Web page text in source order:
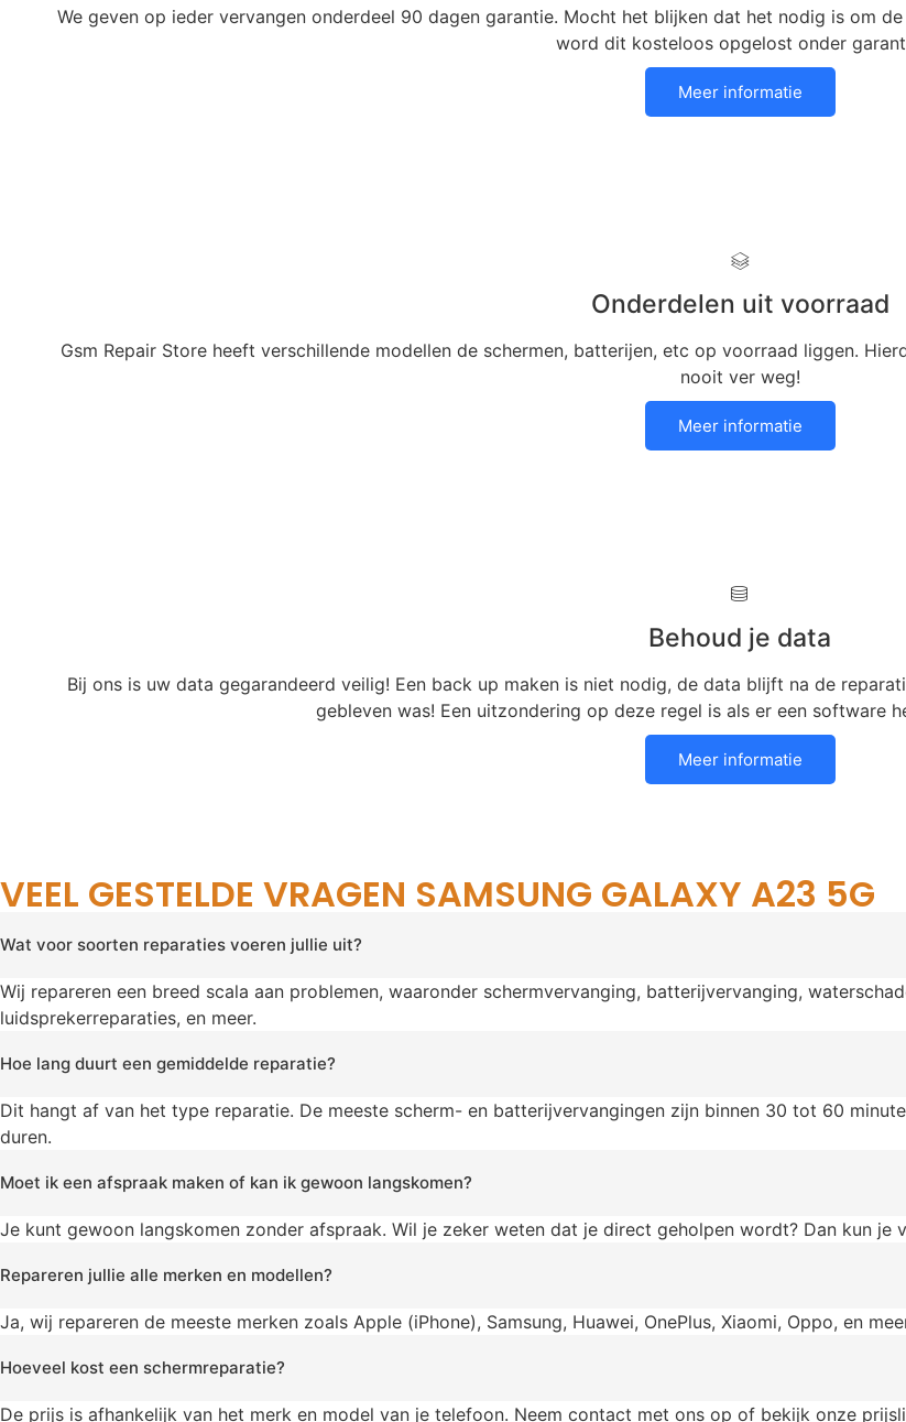
We geven op ieder vervangen onderdeel 90 dagen garantie. Mocht het blijken dat het nodig is om
word dit kosteloos opgelost onder
Meer informatie
Onderdelen uit voorraad
Gsm Repair Store heeft verschillende modellen de schermen, batterijen, etc op voorraad liggen.
nooit ver weg!
Meer informatie
Behoud je data
Bij ons is uw data gegarandeerd veilig! Een back up maken is niet nodig, de data blijft na de
gebleven was! Een uitzondering op deze regel is als er een software
Meer informatie
VEEL GESTELDE VRAGEN SAMSUNG GALAXY A23 5G
Wat voor soorten reparaties voeren jullie uit?
Wij repareren een breed scala aan problemen, waaronder schermvervanging, batterijvervanging,
luidsprekerreparaties, en meer.
Hoe lang duurt een gemiddelde reparatie?
Dit hangt af van het type reparatie. De meeste scherm- en batterijvervangingen zijn binnen 30 tot 60
duren.
Moet ik een afspraak maken of kan ik gewoon langskomen?
Je kunt gewoon langskomen zonder afspraak. Wil je zeker weten dat je direct geholpen wordt? Dan kun
Repareren jullie alle merken en modellen?
Ja, wij repareren de meeste merken zoals Apple (iPhone), Samsung, Huawei, OnePlus, Xiaomi, Oppo, en
Hoeveel kost een schermreparatie?
De prijs is afhankelijk van het merk en model van je telefoon. Neem contact met ons op of bekijk onze